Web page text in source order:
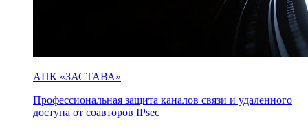
АПК «ЗАСТАВА»
Профессиональная защита каналов связи и удаленного
доступа от соавторов IPsec